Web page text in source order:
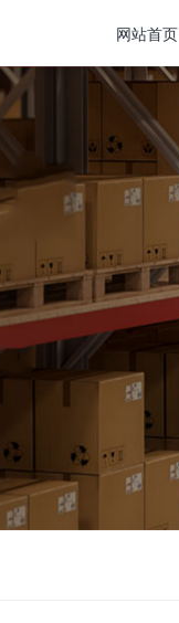
网站首页